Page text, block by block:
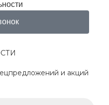
и акций